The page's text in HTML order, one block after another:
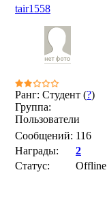
tair1558
Ранг: Студент (?)
Группа:
Пользователи
Сообщений: 116
Награды:
2
Статус:
Offline